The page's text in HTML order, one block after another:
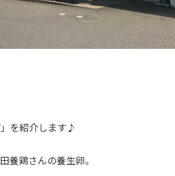
を紹介します♪
養鶏さんの養生卵。